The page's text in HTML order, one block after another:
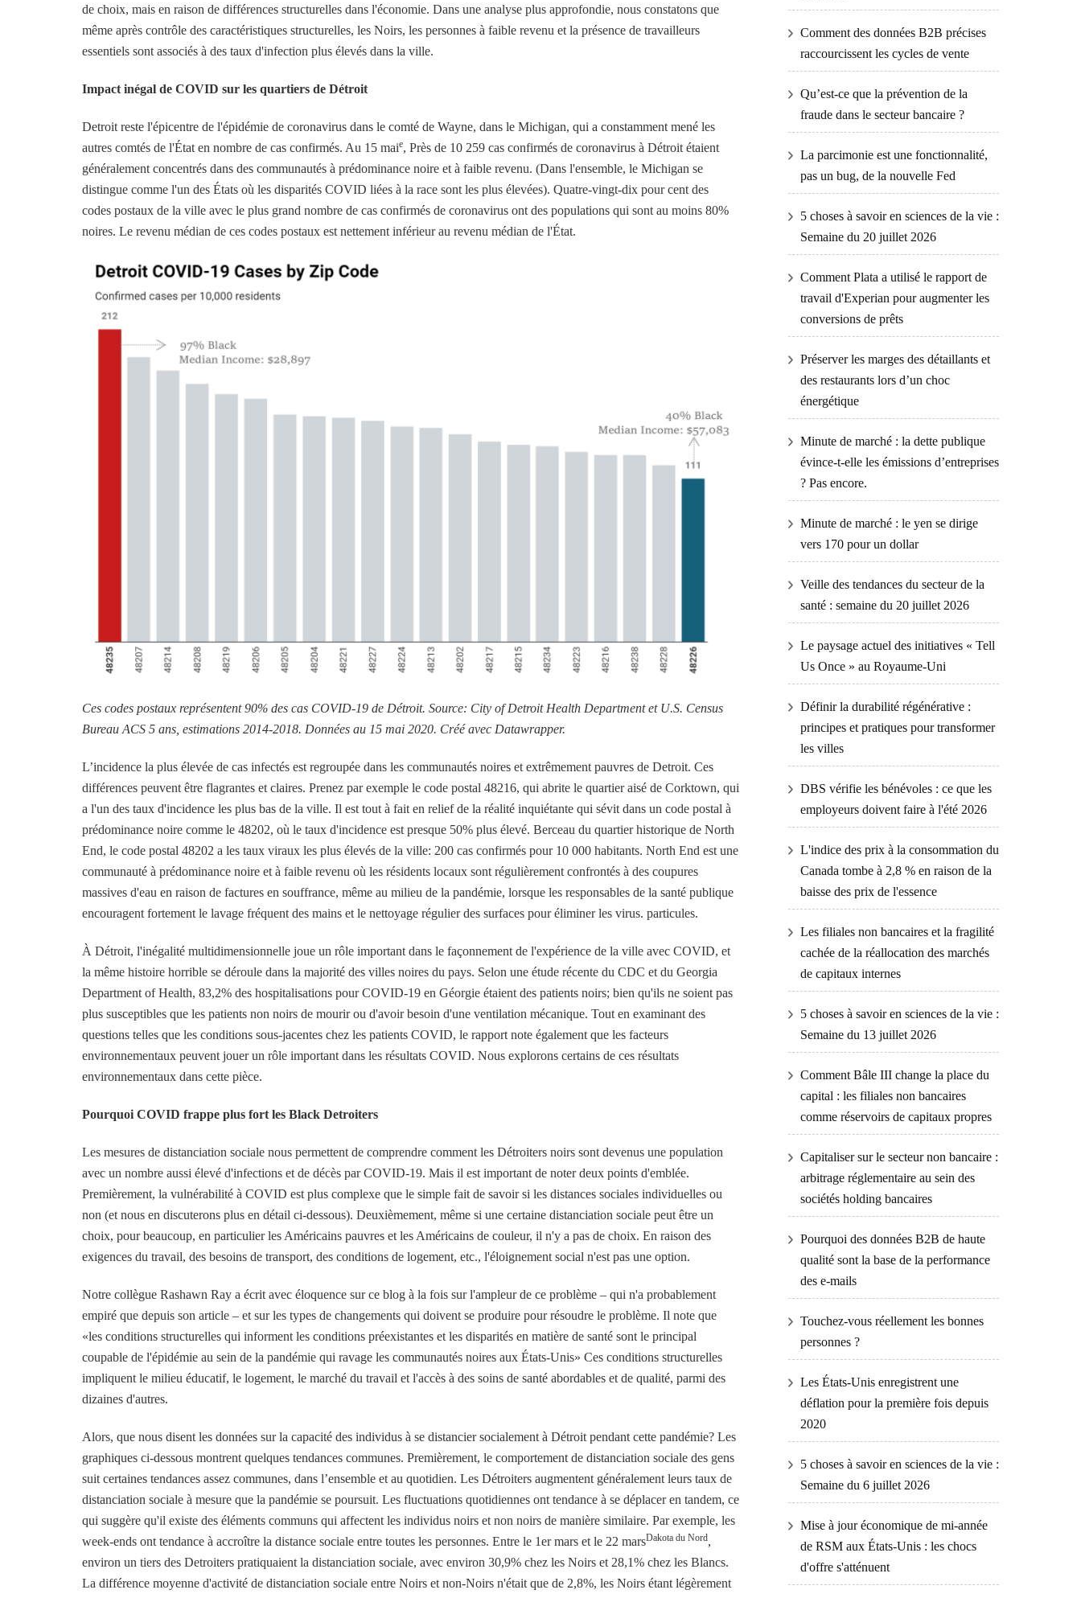
de choix, mais en raison de différences structurelles dans l'économie. Dans une analyse plus approfondie, nous constatons que
même après contrôle des caractéristiques structurelles, les Noirs, les personnes à faible revenu et la présence de travailleurs
essentiels sont associés à des taux d'infection plus élevés dans la ville.
Impact inégal de COVID sur les quartiers de Détroit
Detroit reste l'épicentre de l'épidémie de coronavirus dans le comté de Wayne, dans le Michigan, qui a constamment mené les
autres comtés de l'État en nombre de cas confirmés. Au 15 maie, Près de 10 259 cas confirmés de coronavirus à Détroit étaient
généralement concentrés dans des communautés à prédominance noire et à faible revenu. (Dans l'ensemble, le Michigan se
distingue comme l'un des États où les disparités COVID liées à la race sont les plus élevées). Quatre-vingt-dix pour cent des
codes postaux de la ville avec le plus grand nombre de cas confirmés de coronavirus ont des populations qui sont au moins 80%
noires. Le revenu médian de ces codes postaux est nettement inférieur au revenu médian de l'État.
Ces codes postaux représentent 90% des cas COVID-19 de Détroit. Source: City of Detroit Health Department et U.S. Census
Bureau ACS 5 ans, estimations 2014-2018. Données au 15 mai 2020. Créé avec Datawrapper.
L’incidence la plus élevée de cas infectés est regroupée dans les communautés noires et extrêmement pauvres de Detroit. Ces
différences peuvent être flagrantes et claires. Prenez par exemple le code postal 48216, qui abrite le quartier aisé de Corktown, qui
a l'un des taux d'incidence les plus bas de la ville. Il est tout à fait en relief de la réalité inquiétante qui sévit dans un code postal à
prédominance noire comme le 48202, où le taux d'incidence est presque 50% plus élevé. Berceau du quartier historique de North
End, le code postal 48202 a les taux viraux les plus élevés de la ville: 200 cas confirmés pour 10 000 habitants. North End est une
communauté à prédominance noire et à faible revenu où les résidents locaux sont régulièrement confrontés à des coupures
massives d'eau en raison de factures en souffrance, même au milieu de la pandémie, lorsque les responsables de la santé publique
encouragent fortement le lavage fréquent des mains et le nettoyage régulier des surfaces pour éliminer les virus. particules.
À Détroit, l'inégalité multidimensionnelle joue un rôle important dans le façonnement de l'expérience de la ville avec COVID, et
la même histoire horrible se déroule dans la majorité des villes noires du pays. Selon une étude récente du CDC et du Georgia
Department of Health, 83,2% des hospitalisations pour COVID-19 en Géorgie étaient des patients noirs; bien qu'ils ne soient pas
plus susceptibles que les patients non noirs de mourir ou d'avoir besoin d'une ventilation mécanique. Tout en examinant des
questions telles que les conditions sous-jacentes chez les patients COVID, le rapport note également que les facteurs
environnementaux peuvent jouer un rôle important dans les résultats COVID. Nous explorons certains de ces résultats
environnementaux dans cette pièce.
Pourquoi COVID frappe plus fort les Black Detroiters
Les mesures de distanciation sociale nous permettent de comprendre comment les Détroiters noirs sont devenus une population
avec un nombre aussi élevé d'infections et de décès par COVID-19. Mais il est important de noter deux points d'emblée.
Premièrement, la vulnérabilité à COVID est plus complexe que le simple fait de savoir si les distances sociales individuelles ou
non (et nous en discuterons plus en détail ci-dessous). Deuxièmement, même si une certaine distanciation sociale peut être un
choix, pour beaucoup, en particulier les Américains pauvres et les Américains de couleur, il n'y a pas de choix. En raison des
exigences du travail, des besoins de transport, des conditions de logement, etc., l'éloignement social n'est pas une option.
Notre collègue Rashawn Ray a écrit avec éloquence sur ce blog à la fois sur l'ampleur de ce problème – qui n'a probablement
empiré que depuis son article – et sur les types de changements qui doivent se produire pour résoudre le problème. Il note que
«les conditions structurelles qui informent les conditions préexistantes et les disparités en matière de santé sont le principal
coupable de l'épidémie au sein de la pandémie qui ravage les communautés noires aux États-Unis» Ces conditions structurelles
impliquent le milieu éducatif, le logement, le marché du travail et l'accès à des soins de santé abordables et de qualité, parmi des
dizaines d'autres.
Alors, que nous disent les données sur la capacité des individus à se distancier socialement à Détroit pendant cette pandémie? Les
graphiques ci-dessous montrent quelques tendances communes. Premièrement, le comportement de distanciation sociale des gens
suit certaines tendances assez communes, dans l’ensemble et au quotidien. Les Détroiters augmentent généralement leurs taux de
distanciation sociale à mesure que la pandémie se poursuit. Les fluctuations quotidiennes ont tendance à se déplacer en tandem, ce
qui suggère qu'il existe des éléments communs qui affectent les individus noirs et non noirs de manière similaire. Par exemple, les
week-ends ont tendance à accroître la distance sociale entre toutes les personnes. Entre le 1er mars et le 22 marsDakota du Nord,
environ un tiers des Detroiters pratiquaient la distanciation sociale, avec environ 30,9% chez les Noirs et 28,1% chez les Blancs.
La différence moyenne d'activité de distanciation sociale entre Noirs et non-Noirs n'était que de 2,8%, les Noirs étant légèrement
Comment des données B2B précises
raccourcissent les cycles de vente
Qu’est-ce que la prévention de la
fraude dans le secteur bancaire ?
La parcimonie est une fonctionnalité,
pas un bug, de la nouvelle Fed
5 choses à savoir en sciences de la vie :
Semaine du 20 juillet 2026
Comment Plata a utilisé le rapport de
travail d'Experian pour augmenter les
conversions de prêts
Préserver les marges des détaillants et
des restaurants lors d’un choc
énergétique
Minute de marché : la dette publique
évince-t-elle les émissions d’entreprises
? Pas encore.
Minute de marché : le yen se dirige
vers 170 pour un dollar
Veille des tendances du secteur de la
santé : semaine du 20 juillet 2026
Le paysage actuel des initiatives « Tell
Us Once » au Royaume-Uni
Définir la durabilité régénérative :
principes et pratiques pour transformer
les villes
DBS vérifie les bénévoles : ce que les
employeurs doivent faire à l'été 2026
L'indice des prix à la consommation du
Canada tombe à 2,8 % en raison de la
baisse des prix de l'essence
Les filiales non bancaires et la fragilité
cachée de la réallocation des marchés
de capitaux internes
5 choses à savoir en sciences de la vie :
Semaine du 13 juillet 2026
Comment Bâle III change la place du
capital : les filiales non bancaires
comme réservoirs de capitaux propres
Capitaliser sur le secteur non bancaire :
arbitrage réglementaire au sein des
sociétés holding bancaires
Pourquoi des données B2B de haute
qualité sont la base de la performance
des e-mails
Touchez-vous réellement les bonnes
personnes ?
Les États-Unis enregistrent une
déflation pour la première fois depuis
2020
5 choses à savoir en sciences de la vie :
Semaine du 6 juillet 2026
Mise à jour économique de mi-année
de RSM aux États-Unis : les chocs
d'offre s'atténuent